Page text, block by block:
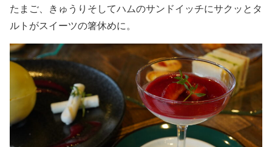
たまご、きゅうりそしてハムのサンドイッチにサクッとタ
ルトがスイーツの箸休めに。